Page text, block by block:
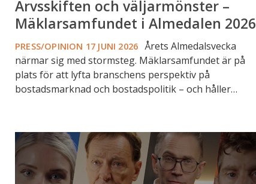
Arvsskiften och väljarmönster –
Mäklarsamfundet i Almedalen 2026
PRESS/OPINION 17 JUNI 2026 Årets Almedalsvecka
närmar sig med stormsteg. Mäklarsamfundet är på
plats för att lyfta branschens perspektiv på
bostadsmarknad och bostadspolitik – och håller…
2025